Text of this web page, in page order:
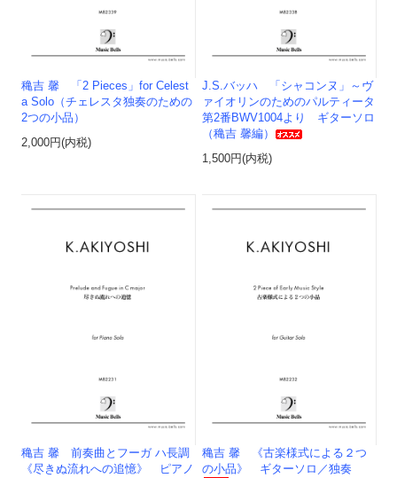
穐吉 馨 「2 Pieces」for Celest
a Solo（チェレスタ独奏のための
2つの小品）
2,000円(内税)
J.S.バッハ 「シャコンヌ」～ヴ
ァイオリンのためのパルティータ
第2番BWV1004より ギターソロ
（穐吉 馨編）
1,500円(内税)
穐吉 馨 前奏曲とフーガ ハ長調
《尽きぬ流れへの追憶》 ピアノ
穐吉 馨 《古楽様式による２つ
の小品》 ギターソロ／独奏